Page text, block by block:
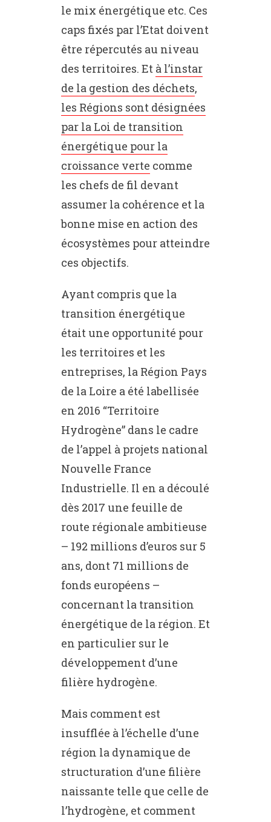
le mix énergétique etc. Ces
caps fixés par l’Etat doivent
être répercutés au niveau
des territoires. Et à l’instar
de la gestion des déchets,
les Régions sont désignées
par la Loi de transition
énergétique pour la
croissance verte comme
les chefs de fil devant
assumer la cohérence et la
bonne mise en action des
écosystèmes pour atteindre
ces objectifs.
Ayant compris que la
transition énergétique
était une opportunité pour
les territoires et les
entreprises, la Région Pays
de la Loire a été labellisée
en 2016 “Territoire
Hydrogène” dans le cadre
de l’appel à projets national
Nouvelle France
Industrielle. Il en a découlé
dès 2017 une feuille de
route régionale ambitieuse
– 192 millions d’euros sur 5
ans, dont 71 millions de
fonds européens –
concernant la transition
énergétique de la région. Et
en particulier sur le
développement d’une
filière hydrogène.
Mais comment est
insufflée à l’échelle d’une
région la dynamique de
structuration d’une filière
naissante telle que celle de
l’hydrogène, et comment